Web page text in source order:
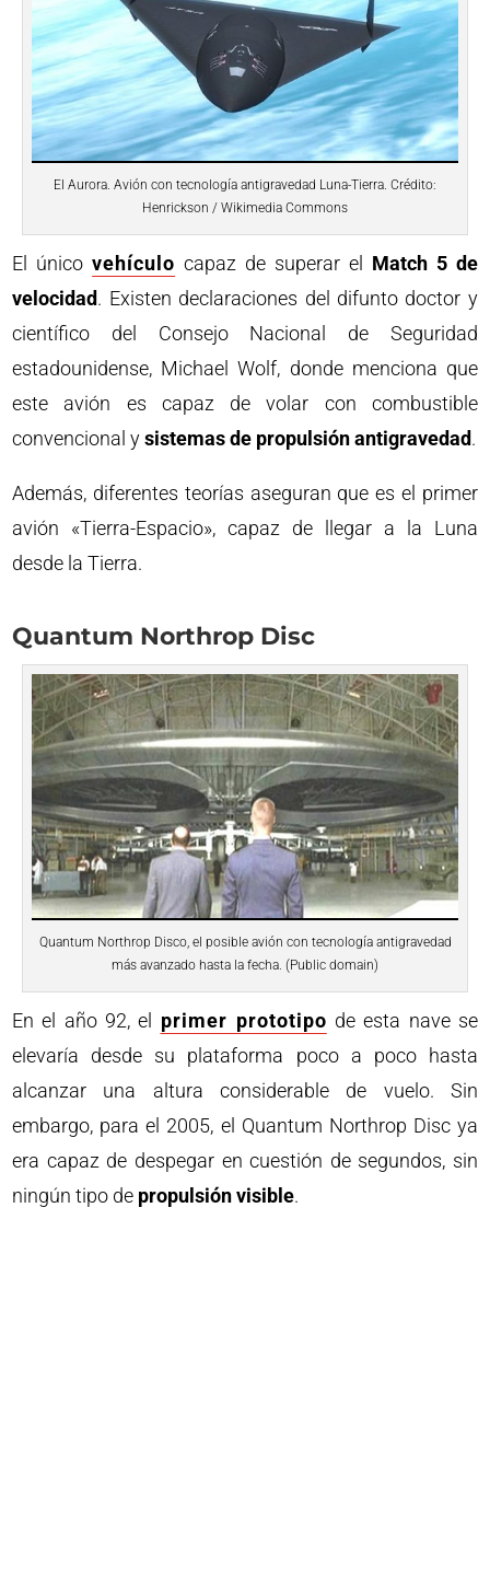
El Aurora. Avión con tecnología antigravedad Luna-Tierra. Crédito:
Henrickson / Wikimedia Commons
El únicovehículo capaz de superar el Match 5 de
velocidad. Existen declaraciones del difunto doctor y
científico del Consejo Nacional de Seguridad
estadounidense, Michael Wolf, donde menciona que
este avión es capaz de volar con combustible
convencional ysistemas de propulsión antigravedad.
Además, diferentes teorías aseguran que es el primer
avión «Tierra-Espacio», capaz de llegar a la Luna
desde la Tierra.
Quantum Northrop Disc
Quantum Northrop Disco, el posible avión con tecnología antigravedad
más avanzado hasta la fecha. (Public domain)
En el año 92, el primer prototipo de esta nave se
elevaría desde su plataforma poco a poco hasta
alcanzar una altura considerable de vuelo. Sin
embargo, para el 2005, el Quantum Northrop Disc ya
era capaz de despegar en cuestión de segundos, sin
ningún tipo de propulsión visible.